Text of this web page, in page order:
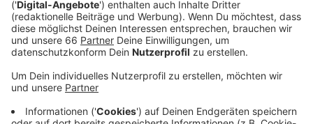
ADAC.
Veröffentlicht:Dienstag, 11.04.2023 05:34
Eine Preisabfrage des ADAC bei verschiedenen